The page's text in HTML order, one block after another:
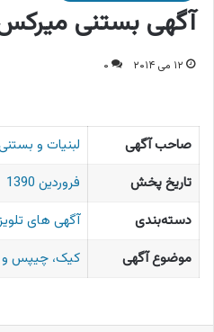
آگهی بستنی
۱۲ می ۲۰۱۴ ۰
صاحب آگهی
لبنیات و
تاریخ پخش
فروردین 1390
دسته‌بندی
آگهی های
موضوع آگهی
کیک، چیپس و